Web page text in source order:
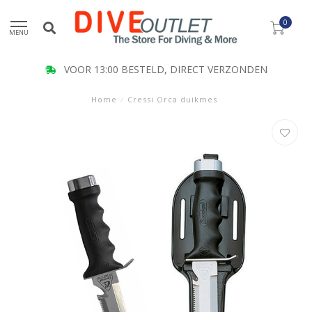
MENU
0
VOOR 13:00 BESTELD, DIRECT VERZONDEN
Home / Cressi Orca duikmes